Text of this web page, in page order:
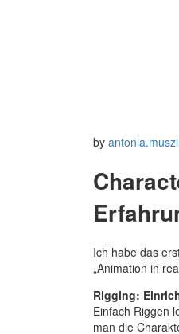
by antonia.muszi
Ich habe das
„Animation in
Rigging:
Einfach Riggen
man die